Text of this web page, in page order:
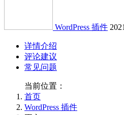
WordPress 插件
详情介绍
评论建议
常见问题
当前位置：
首页
WordPress 插件